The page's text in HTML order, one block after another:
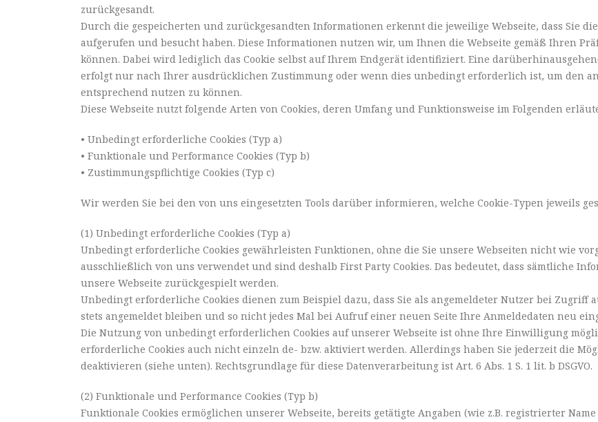
zurückgesandt.
Durch die gespeicherten und zurückgesandten Informationen erkennt die jeweilige Webseite, dass Sie
aufgerufen und besucht haben. Diese Informationen nutzen wir, um Ihnen die Webseite gemäß Ihren
können. Dabei wird lediglich das Cookie selbst auf Ihrem Endgerät identifiziert. Eine
erfolgt nur nach Ihrer ausdrücklichen Zustimmung oder wenn dies unbedingt erforderlich ist, um den
entsprechend nutzen zu können.
Diese Webseite nutzt folgende Arten von Cookies, deren Umfang und Funktionsweise im Folgenden
• Unbedingt erforderliche Cookies (Typ a)
• Funktionale und Performance Cookies (Typ b)
• Zustimmungspflichtige Cookies (Typ c)
Wir werden Sie bei den von uns eingesetzten Tools darüber informieren, welche Cookie-Typen jeweils
(1) Unbedingt erforderliche Cookies (Typ a)
Unbedingt erforderliche Cookies gewährleisten Funktionen, ohne die Sie unsere Webseiten nicht wie
ausschließlich von uns verwendet und sind deshalb First Party Cookies. Das bedeutet, dass sämtliche
unsere Webseite zurückgespielt werden.
Unbedingt erforderliche Cookies dienen zum Beispiel dazu, dass Sie als angemeldeter Nutzer bei Zugriff
stets angemeldet bleiben und so nicht jedes Mal bei Aufruf einer neuen Seite Ihre Anmeldedaten neu
Die Nutzung von unbedingt erforderlichen Cookies auf unserer Webseite ist ohne Ihre Einwilligung
erforderliche Cookies auch nicht einzeln de- bzw. aktiviert werden. Allerdings haben Sie jederzeit die
deaktivieren (siehe unten). Rechtsgrundlage für diese Datenverarbeitung ist Art. 6 Abs. 1 S. 1 lit. b DSGVO.
(2) Funktionale und Performance Cookies (Typ b)
Funktionale Cookies ermöglichen unserer Webseite, bereits getätigte Angaben (wie z.B. registrierter